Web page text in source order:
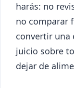
harás: no
no comparar
convertir una
juicio sobre
dejar de